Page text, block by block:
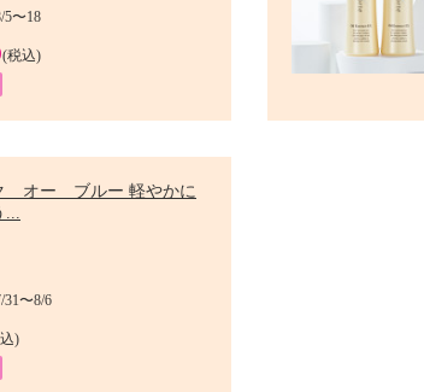
5〜18
(税込)
オー ブルー 軽やかに
...
〜8/6
)